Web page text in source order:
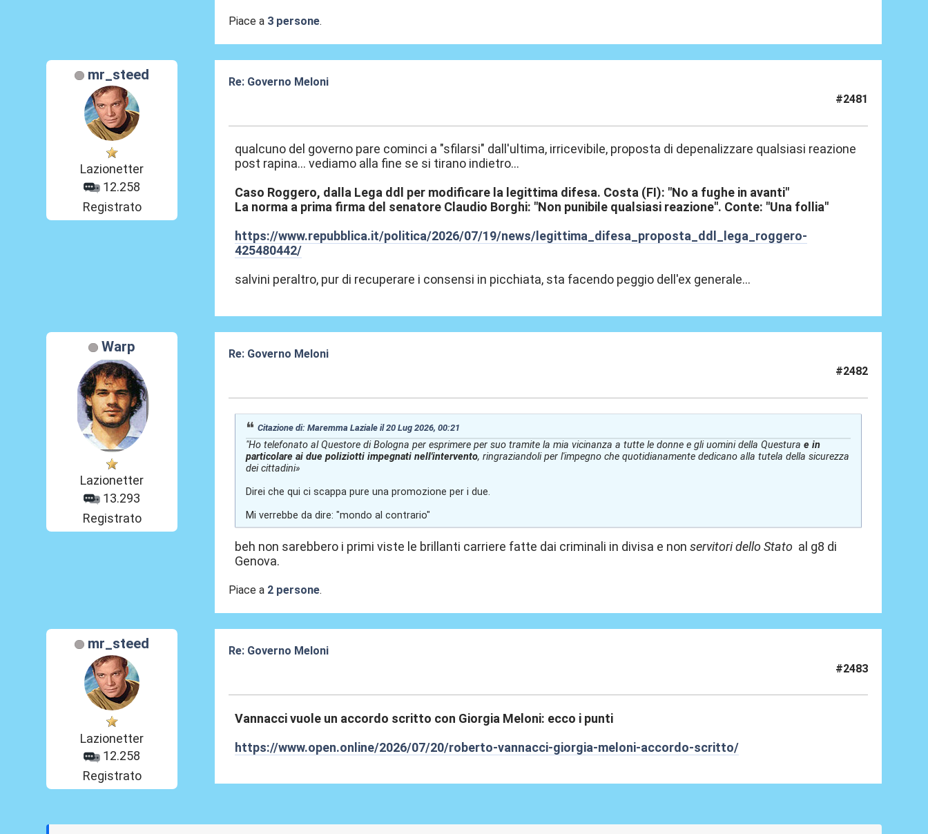
Piace a 3 persone.
mr_steed
Lazionetter
12.258
Registrato
Re: Governo Meloni
#2481
qualcuno del governo pare cominci a "sfilarsi" dall'ultima, irricevibile, proposta di depenalizzare qualsiasi reazione
post rapina... vediamo alla fine se si tirano indietro...
Caso Roggero, dalla Lega ddl per modificare la legittima difesa. Costa (FI): "No a fughe in avanti"
La norma a prima firma del senatore Claudio Borghi: "Non punibile qualsiasi reazione". Conte: "Una follia"
https://www.repubblica.it/politica/2026/07/19/news/legittima_difesa_proposta_ddl_lega_roggero-
425480442/
salvini peraltro, pur di recuperare i consensi in picchiata, sta facendo peggio dell'ex generale...
Warp
Lazionetter
13.293
Registrato
Re: Governo Meloni
#2482
Citazione di: Maremma Laziale il 20 Lug 2026, 00:21
"Ho telefonato al Questore di Bologna per esprimere per suo tramite la mia vicinanza a tutte le donne e gli uomini della Questura e in
particolare ai due poliziotti impegnati nell'intervento, ringraziandoli per l'impegno che quotidianamente dedicano alla tutela della sicurezza
dei cittadini»
Direi che qui ci scappa pure una promozione per i due.
Mi verrebbe da dire: "mondo al contrario"
beh non sarebbero i primi viste le brillanti carriere fatte dai criminali in divisa e nonservitori dello Stato al g8 di
Genova.
Piace a 2 persone.
mr_steed
Lazionetter
12.258
Registrato
Re: Governo Meloni
#2483
Vannacci vuole un accordo scritto con Giorgia Meloni: ecco i punti
https://www.open.online/2026/07/20/roberto-vannacci-giorgia-meloni-accordo-scritto/